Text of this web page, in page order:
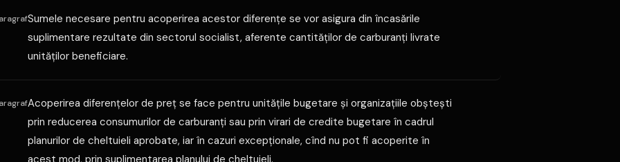
Sumele necesare pentru acoperirea acestor diferenţe se vor asigura din încasările
suplimentare rezultate din sectorul socialist, aferente cantităţilor de carburanţi livrate
unităţilor beneficiare.
Acoperirea diferenţelor de preţ se face pentru unităţile bugetare şi organizaţiile obşteşti
prin reducerea consumurilor de carburanţi sau prin virari de credite bugetare în cadrul
planurilor de cheltuieli aprobate, iar în cazuri excepţionale, cînd nu pot fi acoperite în
acest mod, prin suplimentarea planului de cheltuieli.